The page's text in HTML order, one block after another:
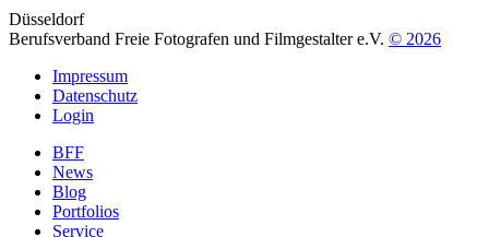
Düsseldorf
Berufsverband Freie Fotografen und Filmgestalter e.V. © 2026
Impressum
Datenschutz
Login
BFF
News
Blog
Portfolios
Service